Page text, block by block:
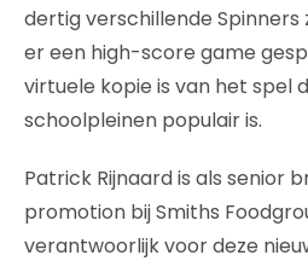
dertig verschillende Spinners
er een high-score game
virtuele kopie is van het spel
schoolpleinen populair is.
Patrick Rijnaard is als senior
promotion bij Smiths
verantwoorlijk voor deze